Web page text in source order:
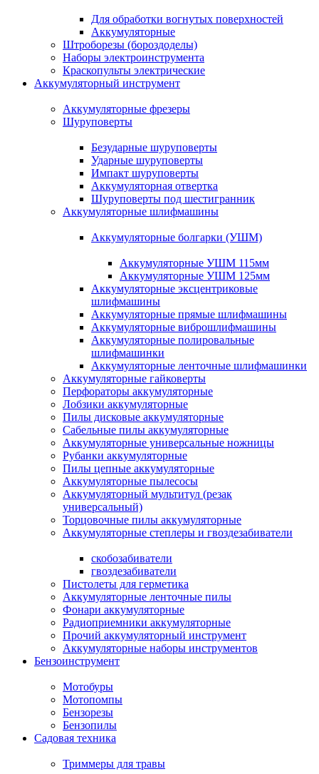
Для обработки вогнутых поверхностей
Аккумуляторные
Штроборезы (бороздоделы)
Наборы электроинструмента
Краскопульты электрические
Аккумуляторный инструмент
Аккумуляторные фрезеры
Шуруповерты
Безударные шуруповерты
Ударные шуруповерты
Импакт шуруповерты
Аккумуляторная отвертка
Шуруповерты под шестигранник
Аккумуляторные шлифмашины
Аккумуляторные болгарки (УШМ)
Аккумуляторные УШМ 115мм
Аккумуляторные УШМ 125мм
Аккумуляторные эксцентриковые
шлифмашины
Аккумуляторные прямые шлифмашины
Аккумуляторные виброшлифмашины
Аккумуляторные полировальные
шлифмашинки
Аккумуляторные ленточные шлифмашинки
Аккумуляторные гайковерты
Перфораторы аккумуляторные
Лобзики аккумуляторные
Пилы дисковые аккумуляторные
Сабельные пилы аккумуляторные
Аккумуляторные универсальные ножницы
Рубанки аккумуляторные
Пилы цепные аккумуляторные
Аккумуляторные пылесосы
Аккумуляторный мультитул (резак
универсальный)
Торцовочные пилы аккумуляторные
Аккумуляторные степлеры и гвоздезабиватели
скобозабиватели
гвоздезабиватели
Пистолеты для герметика
Аккумуляторные ленточные пилы
Фонари аккумуляторные
Радиоприемники аккумуляторные
Прочий аккумуляторный инструмент
Аккумуляторные наборы инструментов
Бензоинструмент
Мотобуры
Мотопомпы
Бензорезы
Бензопилы
Садовая техника
Триммеры для травы